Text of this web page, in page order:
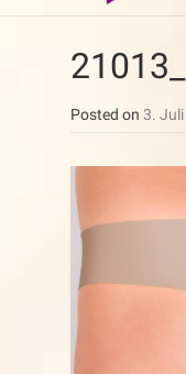
Posted on 3.